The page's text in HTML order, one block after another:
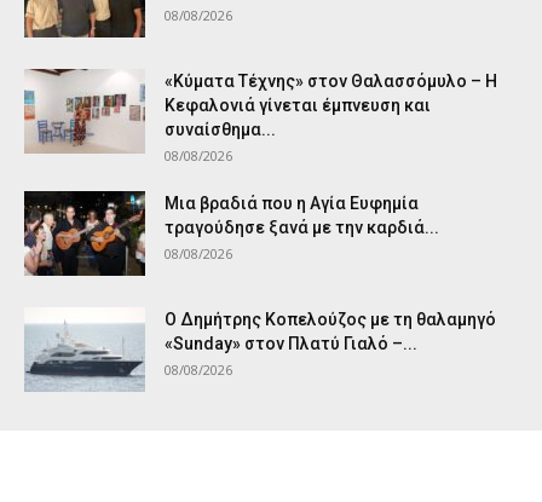
08/08/2026
«Κύματα Τέχνης» στον Θαλασσόμυλο – Η
Κεφαλονιά γίνεται έμπνευση και
συναίσθημα...
08/08/2026
Μια βραδιά που η Αγία Ευφημία
τραγούδησε ξανά με την καρδιά...
08/08/2026
Ο Δημήτρης Κοπελούζος με τη θαλαμηγό
«Sunday» στον Πλατύ Γιαλό –...
08/08/2026